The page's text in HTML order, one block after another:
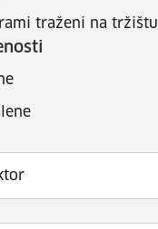
traženi na tržištu